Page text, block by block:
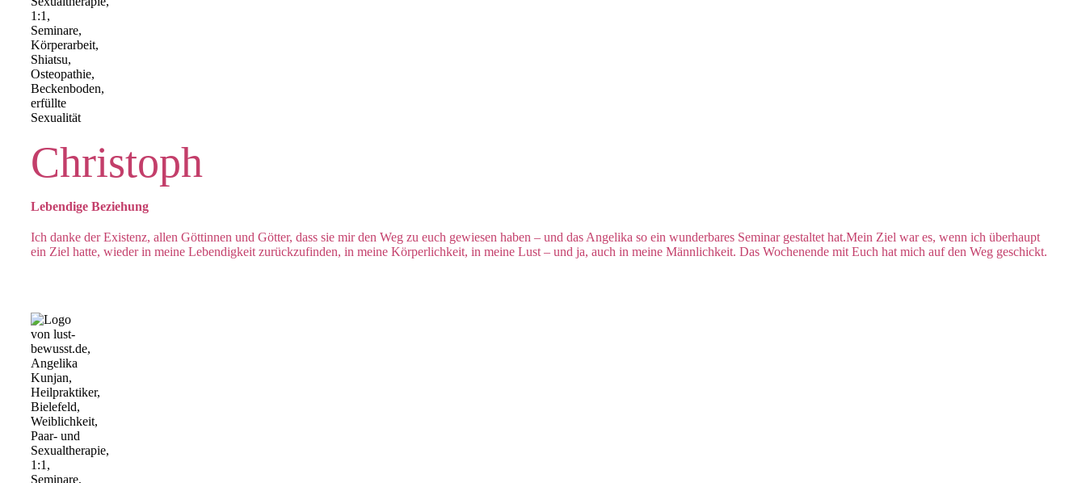
Christoph
Lebendige Beziehung
Ich danke der Existenz, allen Göttinnen und Götter, dass sie mir den Weg zu euch gewiesen haben – und das Angelika so ein wunderbares Seminar gestaltet hat.Mein Ziel war es, wenn ich überhaupt
ein Ziel hatte, wieder in meine Lebendigkeit zurückzufinden, in meine Körperlichkeit, in meine Lust – und ja, auch in meine Männlichkeit. Das Wochenende mit Euch hat mich auf den Weg geschickt.